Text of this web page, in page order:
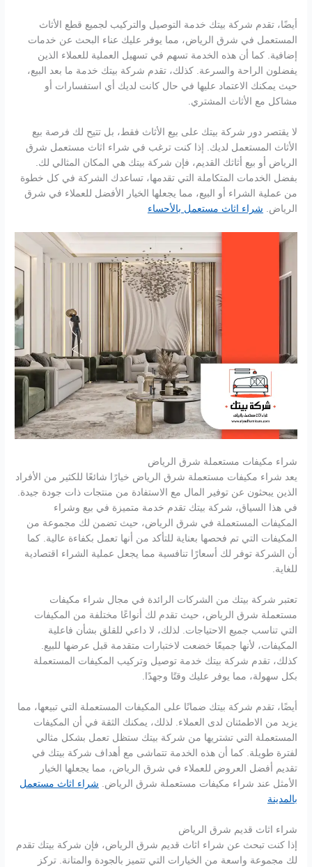
أيضًا، تقدم شركة بيتك خدمة التوصيل والتركيب لجميع قطع الأثاث
المستعمل في شرق الرياض، مما يوفر عليك عناء البحث عن خدمات
إضافية. كما أن هذه الخدمة تسهم في تسهيل العملية للعملاء الذين
يفضلون الراحة والسرعة. كذلك، تقدم شركة بيتك خدمة ما بعد البيع،
حيث يمكنك الاعتماد عليها في حال كانت لديك أي استفسارات أو
مشاكل مع الأثاث المشتري.
لا يقتصر دور شركة بيتك على بيع الأثاث فقط، بل تتيح لك فرصة بيع
الأثاث المستعمل لديك. إذا كنت ترغب في شراء اثاث مستعمل شرق
الرياض أو بيع أثاثك القديم، فإن شركة بيتك هي المكان المثالي لك.
بفضل الخدمات المتكاملة التي تقدمها، تساعدك الشركة في كل خطوة
من عملية الشراء أو البيع، مما يجعلها الخيار الأفضل للعملاء في شرق
الرياض. شراء اثاث مستعمل بالأحساء
شراء مكيفات مستعملة شرق الرياض
يعد شراء مكيفات مستعملة شرق الرياض خيارًا شائعًا للكثير من الأفراد
الذين يبحثون عن توفير المال مع الاستفادة من منتجات ذات جودة جيدة.
في هذا السياق، شركة بيتك تقدم خدمة متميزة في بيع وشراء
المكيفات المستعملة في شرق الرياض، حيث تضمن لك مجموعة من
المكيفات التي تم فحصها بعناية للتأكد من أنها تعمل بكفاءة عالية. كما
أن الشركة توفر لك أسعارًا تنافسية مما يجعل عملية الشراء اقتصادية
للغاية.
تعتبر شركة بيتك من الشركات الرائدة في مجال شراء مكيفات
مستعملة شرق الرياض، حيث تقدم لك أنواعًا مختلفة من المكيفات
التي تناسب جميع الاحتياجات. لذلك، لا داعي للقلق بشأن فاعلية
المكيفات، لأنها جميعًا خضعت لاختبارات متقدمة قبل عرضها للبيع.
كذلك، تقدم شركة بيتك خدمة توصيل وتركيب المكيفات المستعملة
بكل سهولة، مما يوفر عليك وقتًا وجهدًا.
أيضًا، تقدم شركة بيتك ضمانًا على المكيفات المستعملة التي تبيعها، مما
يزيد من الاطمئنان لدى العملاء. لذلك، يمكنك الثقة في أن المكيفات
المستعملة التي تشتريها من شركة بيتك ستظل تعمل بشكل مثالي
لفترة طويلة. كما أن هذه الخدمة تتماشى مع أهداف شركة بيتك في
تقديم أفضل العروض للعملاء في شرق الرياض، مما يجعلها الخيار
الأمثل عند شراء مكيفات مستعملة شرق الرياض. شراء اثاث مستعمل
بالمدينة
شراء اثاث قديم شرق الرياض
إذا كنت تبحث عن شراء اثاث قديم شرق الرياض، فإن شركة بيتك تقدم
لك مجموعة واسعة من الخيارات التي تتميز بالجودة والمتانة. تركز